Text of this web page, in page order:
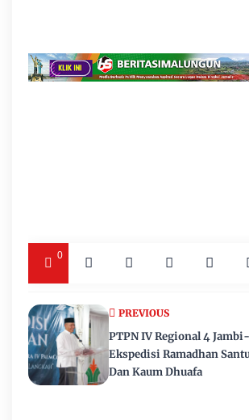
0
PREVIOUS
PTPN IV Regional 4
Ekspedisi Ramadhan
Dan Kaum Dhuafa